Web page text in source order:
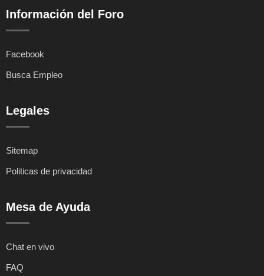
Información del Foro
Facebook
Busca Empleo
Legales
Sitemap
Politicas de privacidad
Mesa de Ayuda
Chat en vivo
FAQ